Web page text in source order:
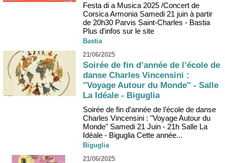
Festa di a Musica 2025 /Concert de
Corsica Armonia Samedi 21 juin à partir
de 20h30 Parvis Saint-Charles - Bastia
Plus d'infos sur le site
Bastia
21/06/2025
Soirée de fin d’année de l’école de
danse Charles Vincensini :
"Voyage Autour du Monde" - Salle
La Idéale - Biguglia
Soirée de fin d’année de l’école de danse
Charles Vincensini : "Voyage Autour du
Monde" Samedi 21 Juin - 21h Salle La
Idéale - Biguglia Cette année...
Biguglia
21/06/2025